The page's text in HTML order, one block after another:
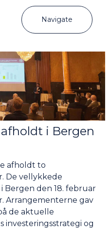
Navigate
i Bergen
afholdt to
De vellykkede
Bergen den 18. februar
Arrangementerne gav
de aktuelle
investeringsstrategi og